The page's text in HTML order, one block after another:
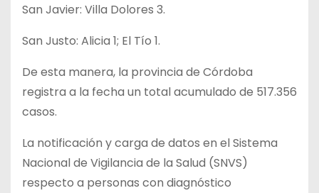
San Javier: Villa Dolores 3.
San Justo: Alicia 1; El Tío 1.
De esta manera, la provincia de Córdoba
registra a la fecha un total acumulado de 517.356
casos.
La notificación y carga de datos en el Sistema
Nacional de Vigilancia de la Salud (SNVS)
respecto a personas con diagnóstico